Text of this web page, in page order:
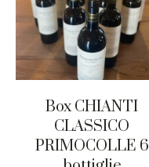
Box CHIANTI
CLASSICO
PRIMOCOLLE 6